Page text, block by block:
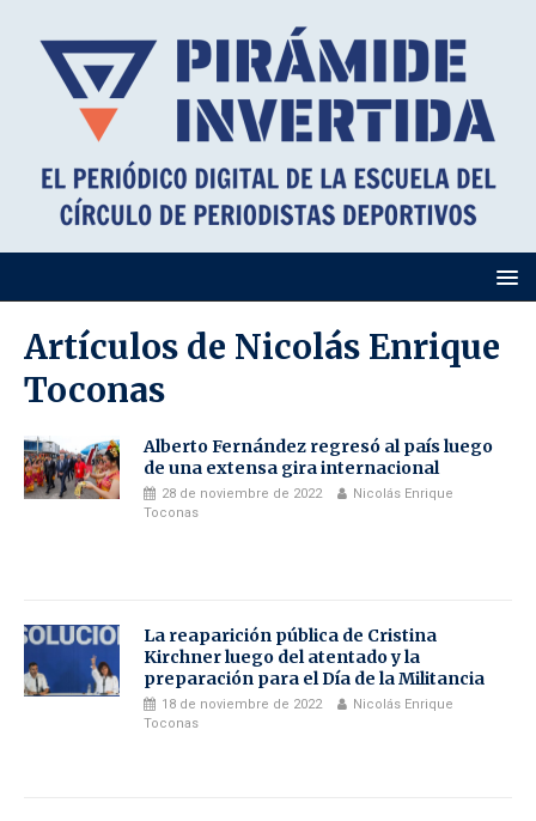
Artículos de Nicolás Enrique
Toconas
Alberto Fernández regresó al país luego
de una extensa gira internacional
28 de noviembre de 2022
Nicolás Enrique
Toconas
La reaparición pública de Cristina
Kirchner luego del atentado y la
preparación para el Día de la Militancia
18 de noviembre de 2022
Nicolás Enrique
Toconas